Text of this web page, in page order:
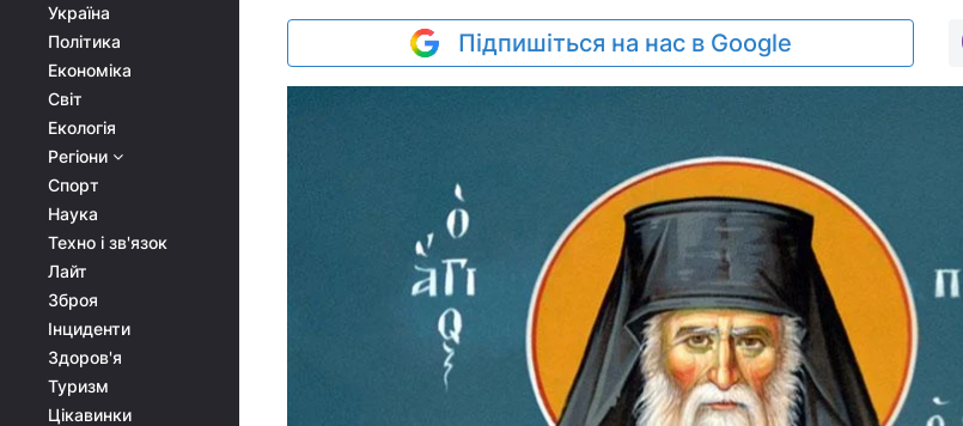
Україна
Політика
Економіка
Світ
Екологія
Регіони
Спорт
Наука
Техно і зв'язок
Лайт
Зброя
Інциденти
Здоров'я
Туризм
Цікавинки
Підпишіться на нас в Google